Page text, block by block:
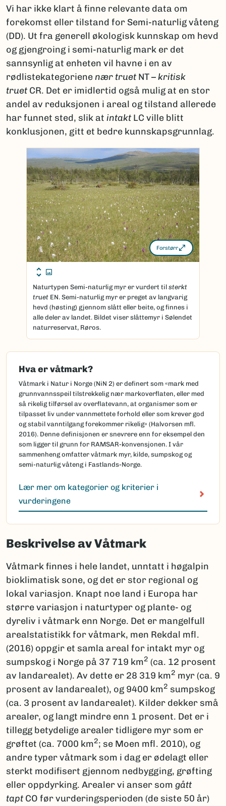
Vi har ikke klart å finne relevante data om
forekomst eller tilstand for Semi-naturlig våteng
(DD). Ut fra generell økologisk kunnskap om hevd
og gjengroing i semi-naturlig mark er det
sannsynlig at enheten vil havne i en av
rødlistekategorienenær truet NT –kritisk
truet CR. Det er imidlertid også mulig at en stor
andel av reduksjonen i areal og tilstand allerede
har funnet sted, slik at intakt LC ville blitt
konklusjonen, gitt et bedre kunnskapsgrunnlag.
Forstørr
Naturtypen Semi-naturlig myr er vurdert til sterkt
truet EN. Semi-naturlig myr er preget av langvarig
hevd (høsting) gjennom slått eller beite, og finnes i
alle deler av landet. Bildet viser slåttemyr i Sølendet
naturreservat, Røros.
Hva er våtmark?
Våtmark i Natur i Norge (NiN 2) er definert som «mark med
grunnvannsspeil tilstrekkelig nær markoverflaten, eller med
så rikelig tilførsel av overflatevann, at organismer som er
tilpasset liv under vannmettete forhold eller som krever god
og stabil vanntilgang forekommer rikelig» (Halvorsen mfl.
2016). Denne definisjonen er snevrere enn for eksempel den
som ligger til grunn for RAMSAR-konvensjonen. I vår
sammenheng omfatter våtmark myr, kilde, sumpskog og
semi-naturlig våteng i Fastlands-Norge.
Lær mer om kategorier og kriterier i
vurderingene
Beskrivelse av Våtmark
Våtmark finnes i hele landet, unntatt i høgalpin
bioklimatisk sone, og det er stor regional og
lokal variasjon. Knapt noe land i Europa har
større variasjon i naturtyper og plante- og
dyreliv i våtmark enn Norge. Det er mangelfull
arealstatistikk for våtmark, men Rekdal mfl.
(2016) oppgir et samla areal for intakt myr og
sumpskog i Norge på 37 719 km2 (ca. 12 prosent
av landarealet). Av dette er 28 319 km2 myr (ca. 9
prosent av landarealet), og 9400 km2 sumpskog
(ca. 3 prosent av landarealet). Kilder dekker små
arealer, og langt mindre enn 1 prosent. Det er i
tillegg betydelige arealer tidligere myr som er
grøftet (ca. 7000 km2; se Moen mfl. 2010), og
andre typer våtmark som i dag er ødelagt eller
sterkt modifisert gjennom nedbygging, grøfting
eller oppdyrking. Arealer vi anser som gått
tapt CO før vurderingsperioden (de siste 50 år)